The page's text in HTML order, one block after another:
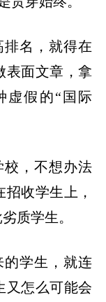
名，就得在
表面文章，拿
虚假的“国际
校，不想办法
收学生上，
质学生。
的学生，就连
又怎么可能会